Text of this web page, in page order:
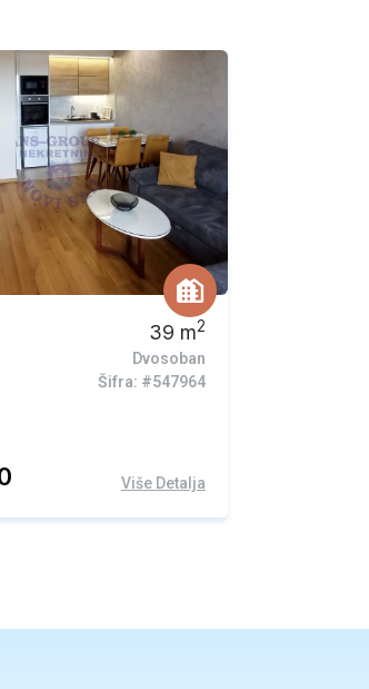
39 m2
Dvosoban
Šifra: #547964
Više Detalja